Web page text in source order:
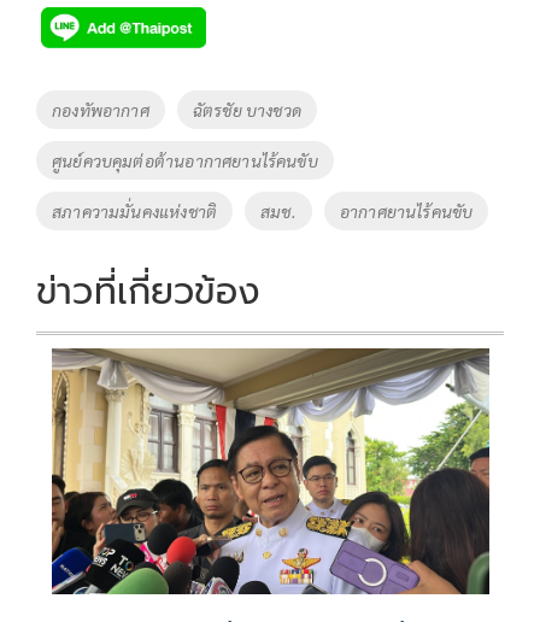
e
b
o
o
k
tt
er
p
y
Li
k
Tags
กองทัพอากาศ ฉัตรชัย บางชวด
ศูนย์ควบคุมต่อต้านอากาศยานไร้คนขับ
สภาความมั่นคงแห่งชาติ สมช. อากาศยานไร้คนขับ
ข่าวที่เกี่ยวข้อง